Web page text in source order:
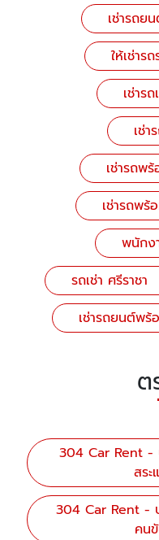
เช่ารถย
ให้เช่าร
เช่าร
เช่
เช่ารถพ
เช่ารถพ
พนักง
รถเช่า ศรีราชา
เช่ารถยนต์พ
ต
304 Car Rent -
สระ
304 Car Rent -
คน